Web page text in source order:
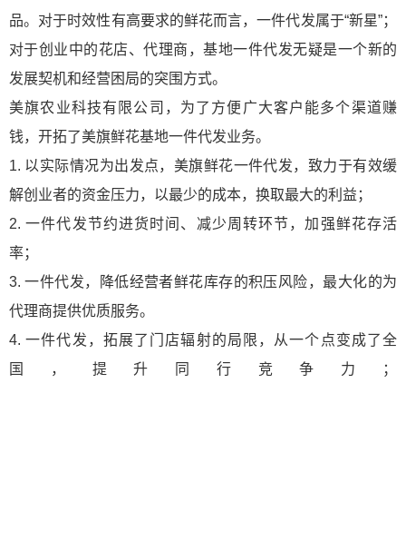
品。对于时效性有高要求的鲜花而言，一件代发属于“新星”；
对于创业中的花店、代理商，基地一件代发无疑是一个新的
发展契机和经营困局的突围方式。
美旗农业科技有限公司，为了方便广大客户能多个渠道赚
钱，开拓了美旗鲜花基地一件代发业务。
1. 以实际情况为出发点，美旗鲜花一件代发，致力于有效缓
解创业者的资金压力，以最少的成本，换取最大的利益；
2. 一件代发节约进货时间、减少周转环节，加强鲜花存活
率；
3. 一件代发，降低经营者鲜花库存的积压风险，最大化的为
代理商提供优质服务。
4. 一件代发，拓展了门店辐射的局限，从一个点变成了全
国，提升同行竞争力；